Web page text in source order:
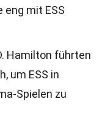
eng mit ESS
Hamilton führten
um ESS in
Spielen zu